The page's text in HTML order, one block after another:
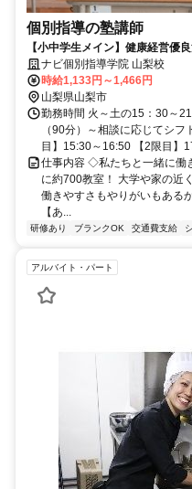
個別指導の塾講師
【小中学生メイン】健康経営優
学業と両立OK◎
ナビ個別指導学院 山梨校
時給1,133円～1,466円
山梨県山梨市
勤務時間 火～土の15：30～
（90分）～相談に応じてシ
目】15:30～16:50 【2限目】
仕事内容 ◇私たちと一緒に働
に約700教室！ 大学や家の近
働きやすさもやりがいもある
【あ...
研修あり ブランクOK 交通費支給
アルバイト・パート